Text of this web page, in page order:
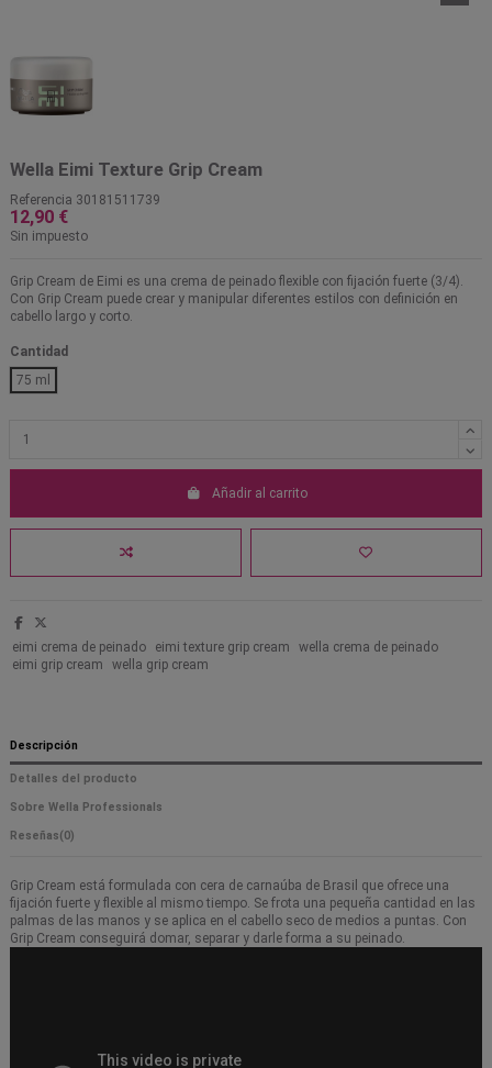
Wella Eimi Texture Grip Cream
Referencia 30181511739
12,90 €
Sin impuesto
Grip Cream de Eimi es una crema de peinado flexible con fijación fuerte (3/4).
Con Grip Cream puede crear y manipular diferentes estilos con definición en
cabello largo y corto.
Cantidad
75 ml
Añadir al carrito
eimi crema de peinado eimi texture grip cream
wella crema de peinado
eimi grip cream
wella grip cream
Descripción
Detalles del producto
Sobre Wella Professionals
Reseñas(0)
Grip Cream está formulada con cera de carnaúba de Brasil que ofrece una
fijación fuerte y flexible al mismo tiempo. Se frota una pequeña cantidad en las
palmas de las manos y se aplica en el cabello seco de medios a puntas. Con
Grip Cream conseguirá domar, separar y darle forma a su peinado.